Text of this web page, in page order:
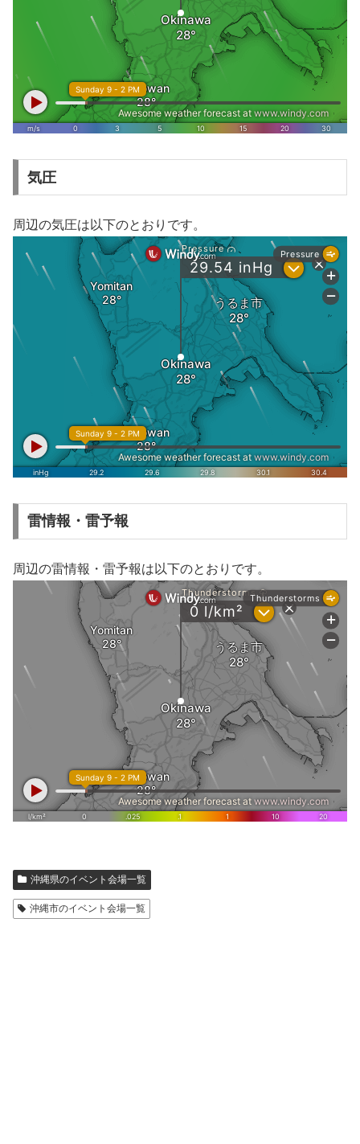
気圧
周辺の気圧は以下のとおりです。
雷情報・雷予報
周辺の雷情報・雷予報は以下のとおりです。
沖縄県のイベント会場一覧
沖縄市のイベント会場一覧